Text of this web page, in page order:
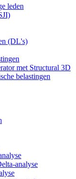
leden
(DL's)
met Structural 3D
belastingen
analyse